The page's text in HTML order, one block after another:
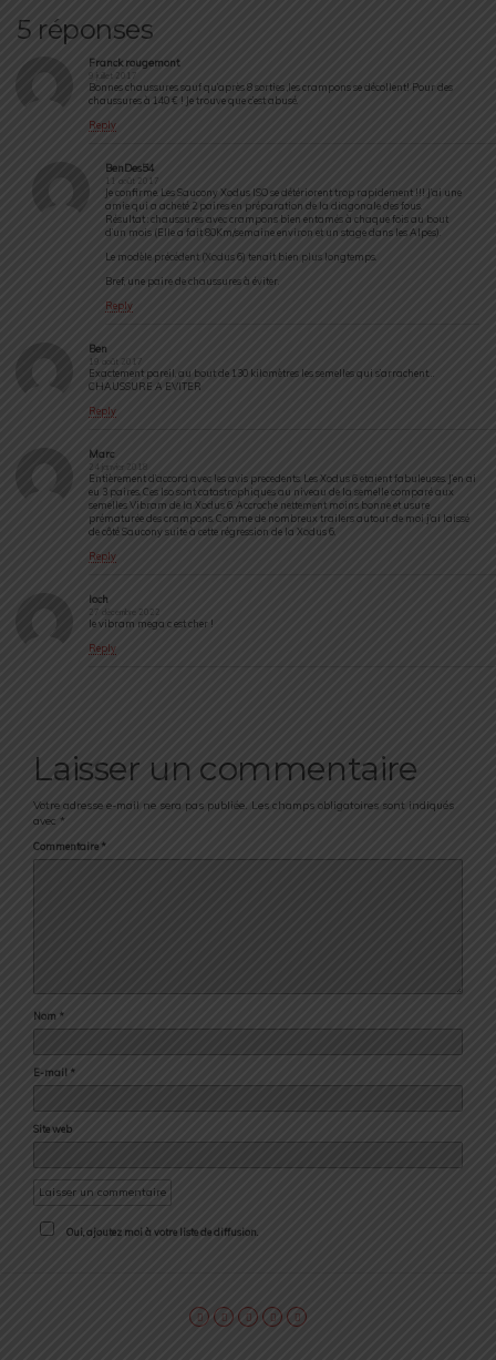
5 réponses
Franck rougemont
9 juillet 2017
Bonnes chaussures sauf qu’après 8 sorties ,les crampons se décollent! Pour des
chaussures à 140 € ! Je trouve que c’est abusé.
Reply
BenDes54
11 août 2017
Je confirme. Les Saucony Xodus ISO se détériorent trop rapidement !!! J’ai une
amie qui a acheté 2 paires en préparation de la diagonale des fous.
Résultat : chaussures avec crampons bien entamés à chaque fois au bout
d’un mois (Elle a fait 80Km/semaine environ et un stage dans les Alpes).
Le modèle précédent (Xodus 6) tenait bien plus longtemps.
Bref, une paire de chaussures à éviter.
Reply
Ben
19 août 2017
Exactement pareil, au bout de 130 kilomètres les semelles qui s’arrachent…
CHAUSSURE A EVITER
Reply
Marc
24 janvier 2018
Entièrement d’accord avec les avis precedents. Les Xodus 6 etaient fabuleuses. J’en ai
eu 3 paires. Ces Iso sont catastrophiques au niveau de la semelle comparé aux
semelles Vibram de la Xodus 6. Accroche nettement moins bonne et usure
prématurée des crampons. Comme de nombreux trailers autour de moi j’ai laissé
de côté Saucony suite à cette régression de la Xodus 6.
Reply
loch
27 décembre 2022
le vibram mega c est cher !
Reply
Laisser un commentaire
Votre adresse e-mail ne sera pas publiée. Les champs obligatoires sont indiqués
avec *
Commentaire *
Nom *
E-mail *
Site web
Oui, ajoutez moi à votre liste de diffusion.